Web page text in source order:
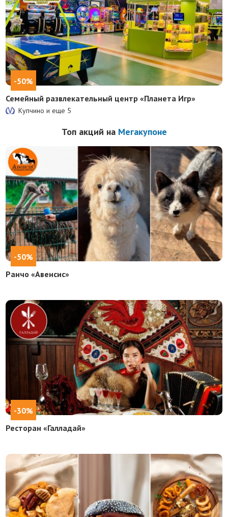
-50%
Семейный развлекательный центр «Планета Игр»
Купчино и еще 5
Топ акций на Мегакупоне
-50%
Ранчо «Авенсис»
-30%
Ресторан «Галладай»